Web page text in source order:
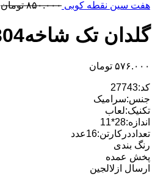
هفت سین نقطه کوبی ۸۵۰.۰۰۰ تومان
گلدان تک شاخه304بزرگ
۵۷۶.۰۰۰ تومان
کد:27743
جنس:سرامیک
تکنیک:لعاب
اندازه:28*11
تعداددرکارتن:16عدد
رنگ بندی
پخش عمده
ارسال ازلالجین